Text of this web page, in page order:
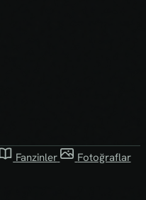
Fanzinler
Fotoğraflar